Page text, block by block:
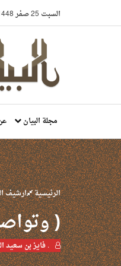
السبت 25 صفر 1448 هـ
مجلة البيان
الرئيسية ارشيف
(
. فايز بن سعيد